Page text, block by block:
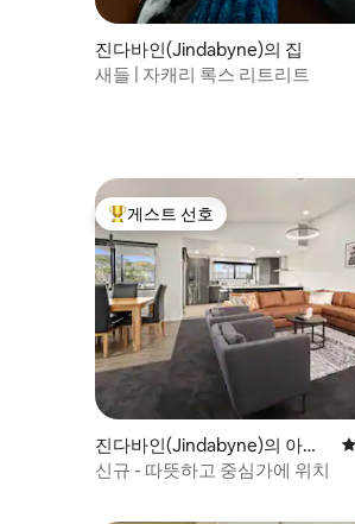
진다바인(Jindabyne)의 집
새들 | 자캐리 록스 리트리트
상위 게스트 선호
게스트 선호
진다바인(Jindabyne)의 아파
트
신규 - 따뜻하고 중심가에 위치